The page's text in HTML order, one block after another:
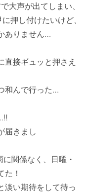
大声が出てしまい、
押し付けたいけど、
ありません…
直接ギュッと押さえ
和んで行った…
…‼
届きまし
関係なく、日曜・
た！
淡い期待をして待っ